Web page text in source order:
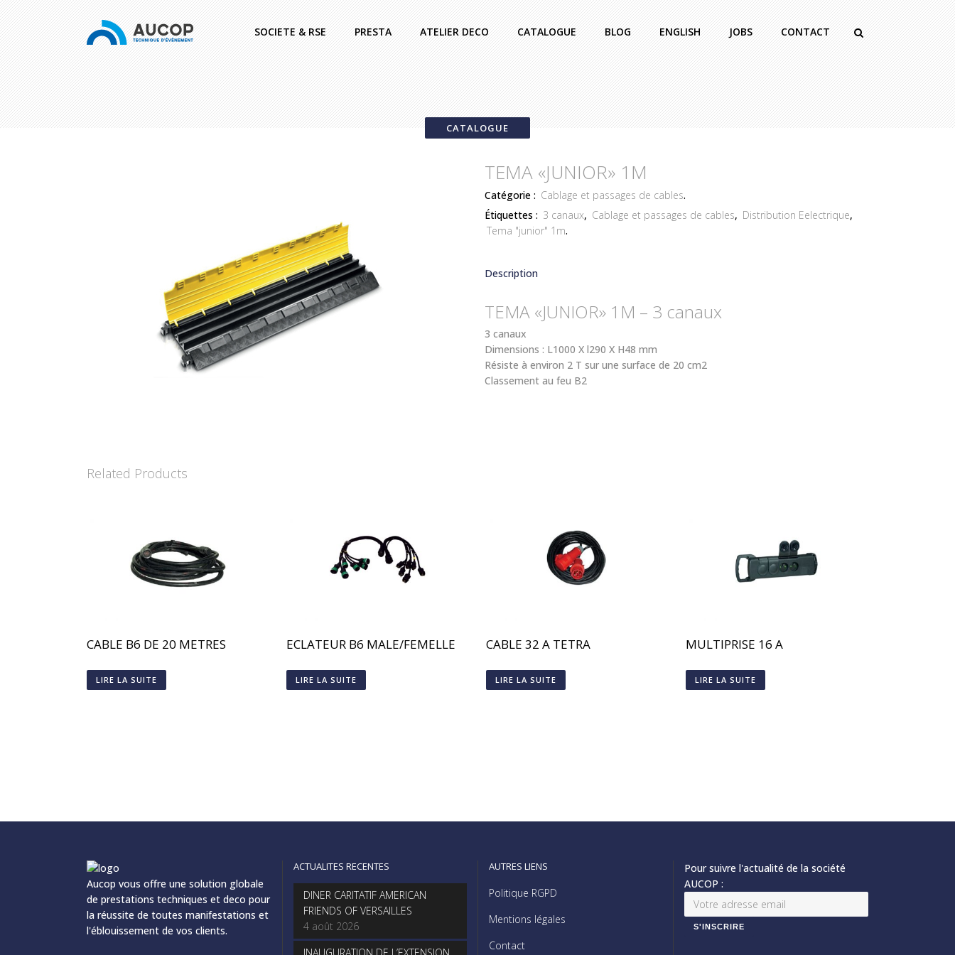
SOCIETE & RSE PRESTA ATELIER DECO CATALOGUE BLOG ENGLISH JOBS CONTACT
CATALOGUE
TEMA «JUNIOR» 1M
Catégorie : Cablage et passages de cables.
Étiquettes : 3 canaux, Cablage et passages de cables, Distribution Eelectrique,
Tema "junior" 1m.
Description
TEMA «JUNIOR» 1M – 3 canaux
3 canaux
Dimensions : L1000 X l290 X H48 mm
Résiste à environ 2 T sur une surface de 20 cm2
Classement au feu B2
Related Products
CABLE B6 DE 20 METRES
LIRE LA SUITE
ECLATEUR B6 MALE/FEMELLE
LIRE LA SUITE
CABLE 32 A TETRA
LIRE LA SUITE
MULTIPRISE 16 A
LIRE LA SUITE
Aucop vous offre une solution globale
de prestations techniques et deco pour
la réussite de toutes manifestations et
l'éblouissement de vos clients.
ACTUALITES RECENTES
DINER CARITATIF AMERICAN
FRIENDS OF VERSAILLES
4 août 2026
AUTRES LIENS
Politique RGPD
Mentions légales
Contact
Pour suivre l'actualité de la société
AUCOP :